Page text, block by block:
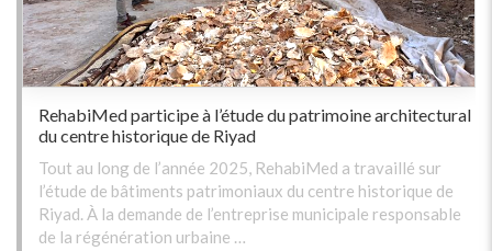
RehabiMed participe à l’étude du patrimoine architectural
du centre historique de Riyad
Tout au long de l’année 2025, RehabiMed a travaillé sur
l’étude de bâtiments patrimoniaux du centre historique de
Riyad. À la demande de l’entreprise municipale responsable
de la régénération urbaine …